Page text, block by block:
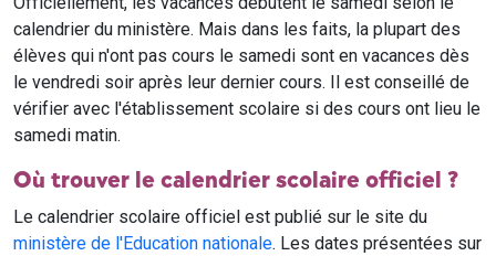
calendrier du ministère. Mais dans les faits, la plupart des
élèves qui n'ont pas cours le samedi sont en vacances dès
le vendredi soir après leur dernier cours. Il est conseillé de
vérifier avec l'établissement scolaire si des cours ont lieu le
samedi matin.
Où trouver le calendrier scolaire officiel ?
Le calendrier scolaire officiel est publié sur le site du
ministère de l'Education nationale. Les dates présentées sur